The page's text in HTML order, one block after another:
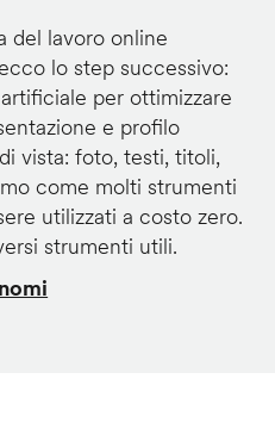
del lavoro online
lo step successivo:
per ottimizzare
e profilo
vista: foto, testi, titoli,
come molti strumenti
utilizzati a costo zero.
strumenti utili.